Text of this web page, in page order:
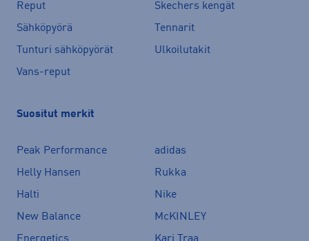
Reput
Skechers kengät
Sähköpyörä
Tennarit
Tunturi sähköpyörät
Ulkoilutakit
Vans-reput
Suositut merkit
Peak Performance
adidas
Helly Hansen
Rukka
Halti
Nike
New Balance
McKINLEY
Energetics
Kari Traa